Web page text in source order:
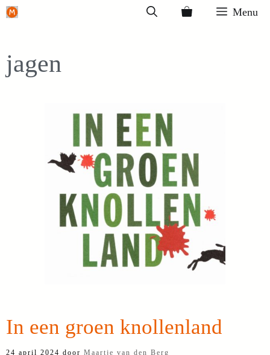
Ga
inhoud
Menu
jagen
In een groen knollenland
24 april 2024 door Maartje van den Berg